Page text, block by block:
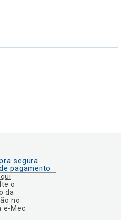
segura
pagamento
o
da
no
e-Mec